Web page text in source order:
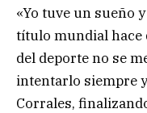
«Yo tuve un sueño
título mundial hace
del deporte no se
intentarlo siempre
Corrales,